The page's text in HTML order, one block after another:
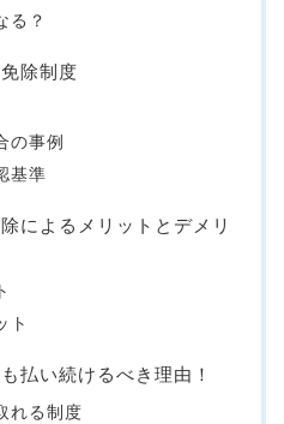
る？
除制度
の事例
基準
によるメリットとデメリ
ト
払い続けるべき理由！
れる制度